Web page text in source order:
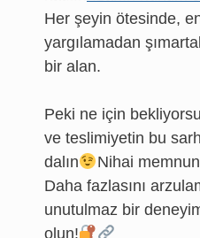
Her şeyin ötesinde,
yargılamadan
bir alan.
Peki ne için
ve teslimiyetin bu
dalın
Nihai
Daha fazlasını
unutulmaz bir
olun!